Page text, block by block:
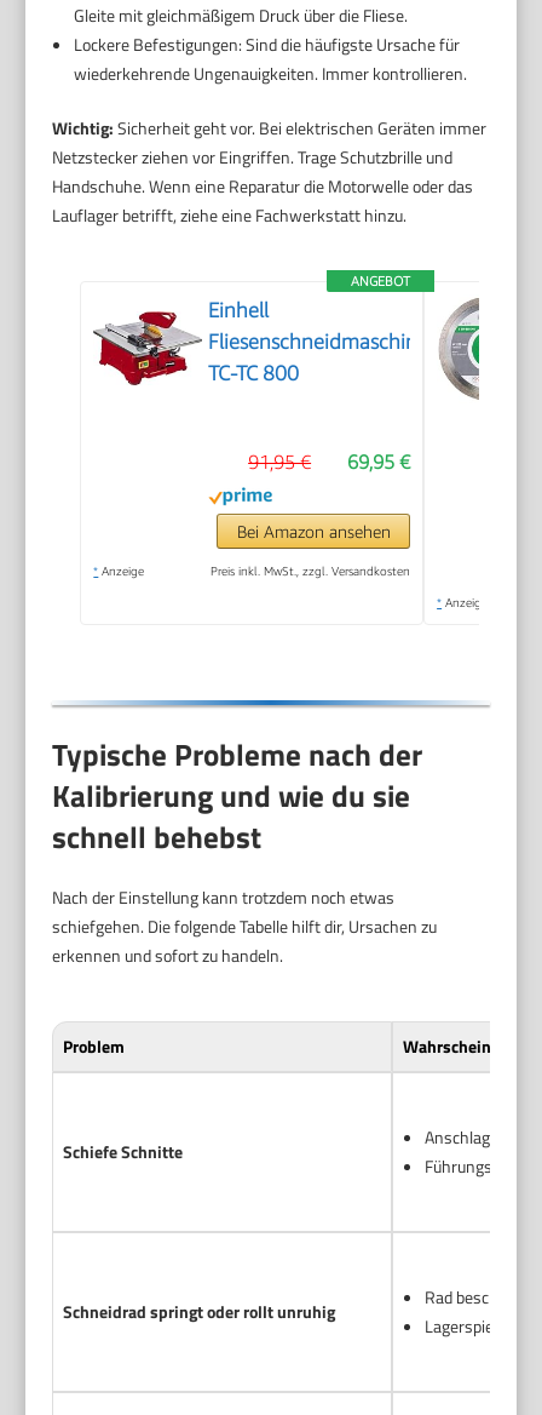
Gleite mit gleichmäßigem Druck über die Fliese.
Lockere Befestigungen: Sind die häufigste Ursache für
wiederkehrende Ungenauigkeiten. Immer kontrollieren.
Wichtig:Sicherheit geht vor. Bei elektrischen Geräten immer
Netzstecker ziehen vor Eingriffen. Trage Schutzbrille und
Handschuhe. Wenn eine Reparatur die Motorwelle oder das
Lauflager betrifft, ziehe eine Fachwerkstatt hinzu.
ANGEBOT
Einhell
Fliesenschneidmaschine
TC-TC 800
69,95 €
91,95 €
Bei Amazon ansehen
* Anzeige Preis inkl. MwSt., zzgl. Versandkosten
* Anzeige
Typische Probleme nach der
Kalibrierung und wie du sie
schnell behebst
Nach der Einstellung kann trotzdem noch etwas
schiefgehen. Die folgende Tabelle hilft dir, Ursachen zu
erkennen und sofort zu handeln.
Problem Wahrscheinliche
Schiefe Schnitte
Anschlag nicht
Schneidrad springt oder rollt unruhig
Rad
Lagerspiel oder